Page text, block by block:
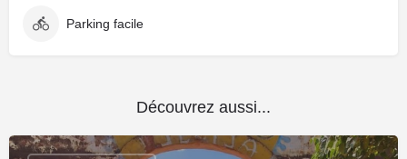
Parking facile
Découvrez aussi...